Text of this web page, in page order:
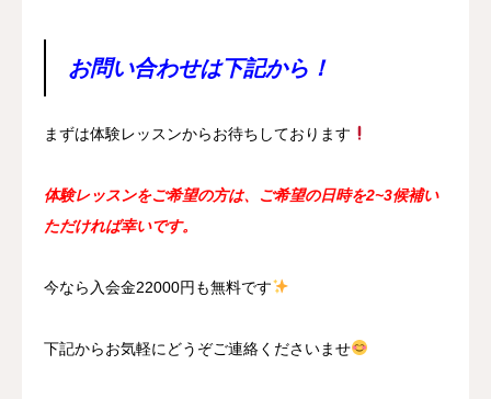
お問い合わせは下記から！
まずは体験レッスンからお待ちしております
体験レッスンをご希望の方は、ご希望の日時を2~3候補い
ただければ幸いです。
今なら入会金22000円も無料です
下記からお気軽にどうぞご連絡くださいませ